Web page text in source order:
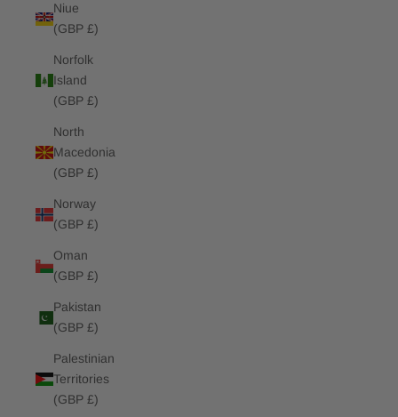
Niue
(GBP £)
Norfolk
Island
(GBP £)
North
Macedonia
(GBP £)
Norway
(GBP £)
Oman
(GBP £)
Pakistan
(GBP £)
Palestinian
Territories
(GBP £)